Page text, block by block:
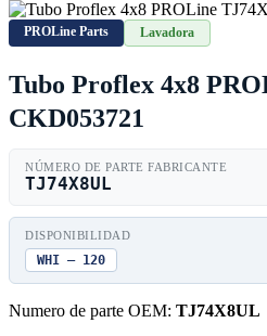
PROLine Parts Lavadora
Tubo Proflex 4x8
CKD053721
NÚMERO DE PARTE FABRICANTE
TJ74X8UL
DISPONIBILIDAD
WHI — 120
Numero de parte OEM: TJ74X8UL